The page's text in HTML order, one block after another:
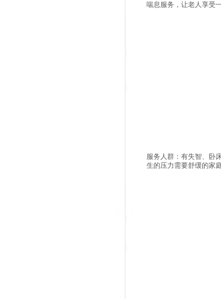
喘息服务，让老人享受
服务人群：有失智、卧
生的压力需要舒缓的家